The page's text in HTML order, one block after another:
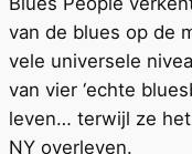
van de blues op de
vele universele
van vier ‘echte
leven… terwijl ze
NY overleven.